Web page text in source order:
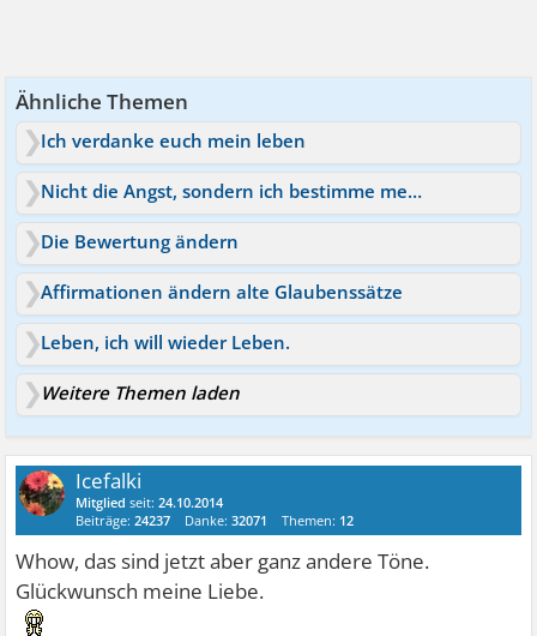
Ähnliche Themen
Ich verdanke euch mein leben
Nicht die Angst, sondern ich bestimme mein Leben!
Die Bewertung ändern
Affirmationen ändern alte Glaubenssätze
Leben, ich will wieder Leben.
Weitere Themen laden
Icefalki
Mitglied seit:24.10.2014
Beiträge:24237 Danke:32071 Themen: 12
Whow, das sind jetzt aber ganz andere Töne.
Glückwunsch meine Liebe.